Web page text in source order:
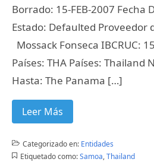
Borrado: 15-FEB-2007 Fecha
Estado: Defaulted Proveedor
Mossack Fonseca IBCRUC:
Países: THA Países: Thailand
Hasta: The Panama […]
Leer Más
Categorizado en: Entidades
Etiquetado como: Samoa,Thailand